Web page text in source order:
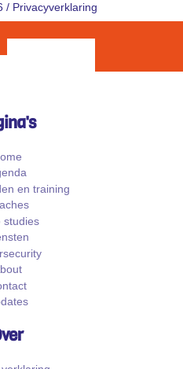
/ Privacyverklaring
en training
studies